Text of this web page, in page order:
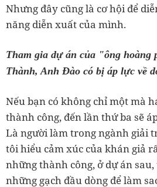
Nhưng đây cũng là cơ hội để
năng diễn xuất của mình.
Tham gia dự án của "ông hoàng
Thành, Anh Đào có bị áp lực về
Nếu bạn có không chỉ một mà
thành công, đến lần thứ ba sẽ
Là người làm trong ngành giải
tôi hiểu cảm xúc của khán giả
những thành công, ở dự án
những gạch đầu dòng để làm